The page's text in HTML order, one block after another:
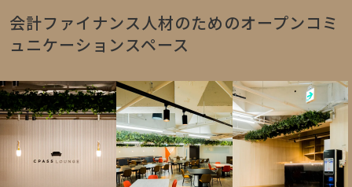
会計ファイナンス人材のためのオープンコミ
ュニケーションスペース